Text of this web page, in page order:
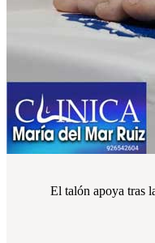
El talón apoya tras